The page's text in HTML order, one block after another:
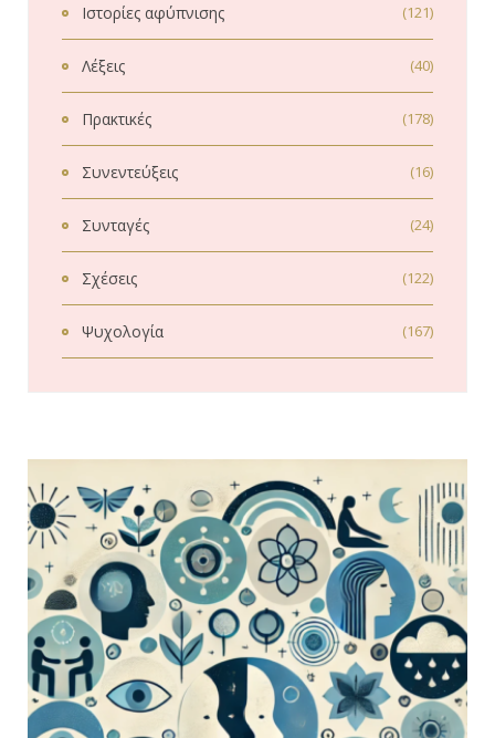
Ιστορίες αφύπνισης (121)
Λέξεις (40)
Πρακτικές (178)
Συνεντεύξεις (16)
Συνταγές (24)
Σχέσεις (122)
Ψυχολογία (167)